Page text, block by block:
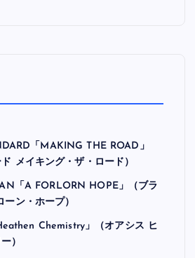
「MAKING THE ROAD」
メイキング・ザ・ロード）
「A FORLORN HOPE」（ブラ
ン・ホープ）
Chemistry」（オアシス ヒ
）